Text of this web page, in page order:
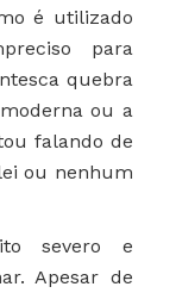
é utilizado
para
quebra
ou a
falando de
ou nenhum
severo e
Apesar de